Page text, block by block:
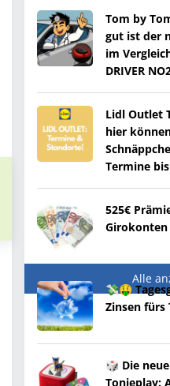
Tom by
gut ist der
im
DRIVER
Lidl Outlet
hier
Termine
525€
Girokonten
Alle
💸🤑
Zinsen fürs
🎲 Die
Tonieplay: